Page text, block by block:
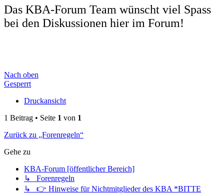
Das KBA-Forum Team wünscht viel Spass
bei den Diskussionen hier im Forum!
Nach oben
Gesperrt
Druckansicht
1 Beitrag • Seite 1 von 1
Zurück zu „Forenregeln“
Gehe zu
KBA-Forum [öffentlicher Bereich]
↳ Forenregeln
↳ 👉 Hinweise für Nichtmitglieder des KBA *BITTE